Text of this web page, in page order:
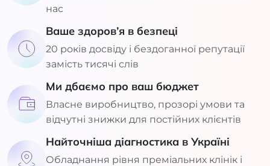
нас
Ваше здоров’я в безпеці
20 років досвіду і бездоганної репутації
замість тисячі слів
Ми дбаємо про ваш бюджет
Власне виробництво, прозорі умови та
відчутні знижки для постійних клієнтів
Найточніша діагностика в Україні
Обладнання рівня преміальних клінік і